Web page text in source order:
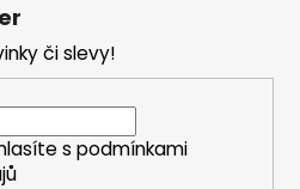
či slevy!
s podmínkami